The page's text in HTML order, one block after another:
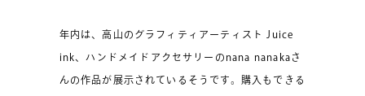
年内は、高山のグラフィティアーティスト Juice
ink、ハンドメイドアクセサリーのnana nanakaさ
んの作品が展示されているそうです。購入もできる